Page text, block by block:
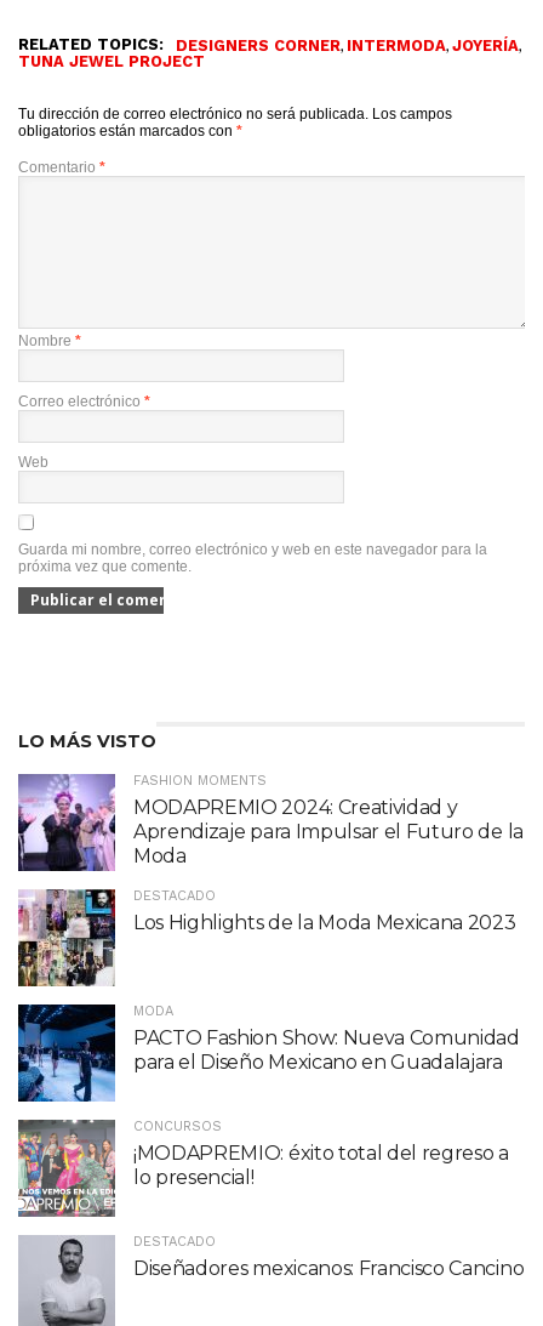
RELATED TOPICS: DESIGNERS CORNER, INTERMODA, JOYERÍA,
TUNA JEWEL PROJECT
Tu dirección de correo electrónico no será publicada. Los campos
obligatorios están marcados con *
Comentario *
Nombre *
Correo electrónico *
Web
Guarda mi nombre, correo electrónico y web en este navegador para la
próxima vez que comente.
LO MÁS VISTO
FASHION MOMENTS
MODAPREMIO 2024: Creatividad y
Aprendizaje para Impulsar el Futuro de la
Moda
DESTACADO
Los Highlights de la Moda Mexicana 2023
MODA
PACTO Fashion Show: Nueva Comunidad
para el Diseño Mexicano en Guadalajara
CONCURSOS
¡MODAPREMIO: éxito total del regreso a
lo presencial!
DESTACADO
Diseñadores mexicanos: Francisco Cancino